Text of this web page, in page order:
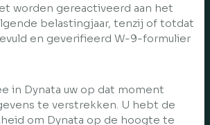
worden gereactiveerd aan het
belastingjaar, tenzij of totdat
en geverifieerd W-9-formulier
in Dynata uw op dat moment
te verstrekken. U hebt de
om Dynata op de hoogte te